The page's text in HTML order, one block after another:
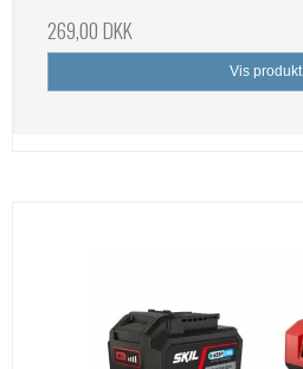
269,00 DKK
Vis produkt